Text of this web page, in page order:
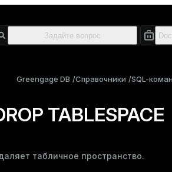
Greengage DB Справочники SQL-
TABLESPACE
табличное пространство.